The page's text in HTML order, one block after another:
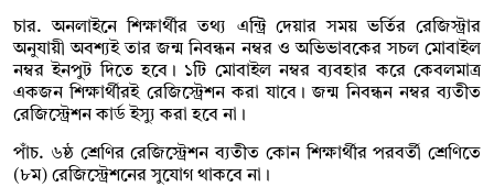
চার. অনলাইনে শিক্ষার্থীর তথ্য এন্ট্রি দেয়ার সময় ভর্তির রেজিস্ট্রার
অনুযায়ী অবশ্যই তার জন্ম নিবন্ধন নম্বর ও অভিভাবকের সচল মোবাইল
নম্বর ইনপুট দিতে হবে। ১টি মোবাইল নম্বর ব্যবহার করে কেবলমাত্র
একজন শিক্ষার্থীরই রেজিস্ট্রেশন করা যাবে। জন্ম নিবন্ধন নম্বর ব্যতীত
রেজিস্ট্রেশন কার্ড ইস্যু করা হবে না।
পাঁচ. ৬ষ্ঠ শ্রেণির রেজিস্ট্রেশন ব্যতীত কোন শিক্ষার্থীর পরবর্তী শ্রেণিতে
(৮ম) রেজিস্ট্রেশনের সুযোগ থাকবে না।